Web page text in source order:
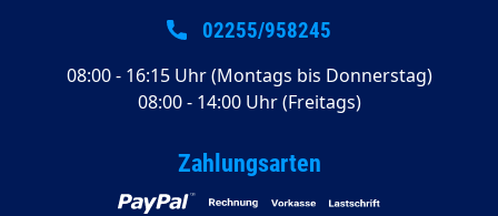
02255/958245
08:00 - 16:15 Uhr (Montags bis Donnerstag)
08:00 - 14:00 Uhr (Freitags)
Zahlungsarten